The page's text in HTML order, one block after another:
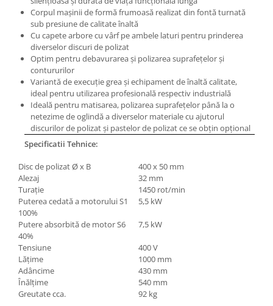
Masini pneumatice de filetat
Masini electrice de filetat
Exhaustor pentru aschii metal
Masini de gaurit cu talpa
magnetica
Instalatii de spalare a pieselor
Accesorii prelucrare metal
Universale de strung si accesorii
pentru strunguri
Falci pentru 4 bacuri PS4/ PO4
Flanșă
Fălcile pentru 3-bacuri DK11
Fălcile pentru 4-bacuri DK12
Mandrine independente
Mandrină cu 3 fălci din fontă
Mandrină cu 3 fălci din otel
Mandrină cu 4 fălci din fontă
Mandrină cu 4 fălci din otel
Corpul maşinii de formă frumoasă realizat din fontă turnată
sub presiune de calitate înaltă
Cu capete arbore cu vârf pe ambele laturi pentru prinderea
diverselor discuri de polizat
Optim pentru debavurarea şi polizarea suprafeţelor şi
contururilor
Variantă de execuţie grea şi echipament de înaltă calitate,
ideal pentru utilizarea profesională respectiv industrială
Ideală pentru matisarea, polizarea suprafeţelor până la o
netezime de oglindă a diverselor materiale cu ajutorul
discurilor de polizat şi pastelor de polizat ce se obţin opţional
Specificatii Tehnice:
Disc de polizat Ø x B
400 x 50 mm
Alezaj
32 mm
Turaţie
1450 rot/min
Puterea cedată a motorului S1
100%
5,5 kW
Putere absorbită de motor S6
40%
7,5 kW
Tensiune
400 V
Lăţime
1000 mm
Adâncime
430 mm
Înălţime
540 mm
Greutate cca.
92 kg